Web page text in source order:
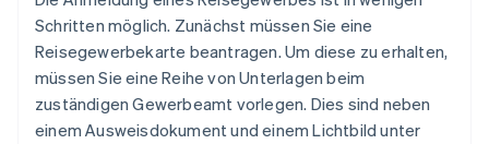
Schritten möglich. Zunächst müssen Sie eine
Reisegewerbekarte beantragen. Um diese zu erhalten,
müssen Sie eine Reihe von Unterlagen beim
zuständigen Gewerbeamt vorlegen. Dies sind neben
einem Ausweisdokument und einem Lichtbild unter